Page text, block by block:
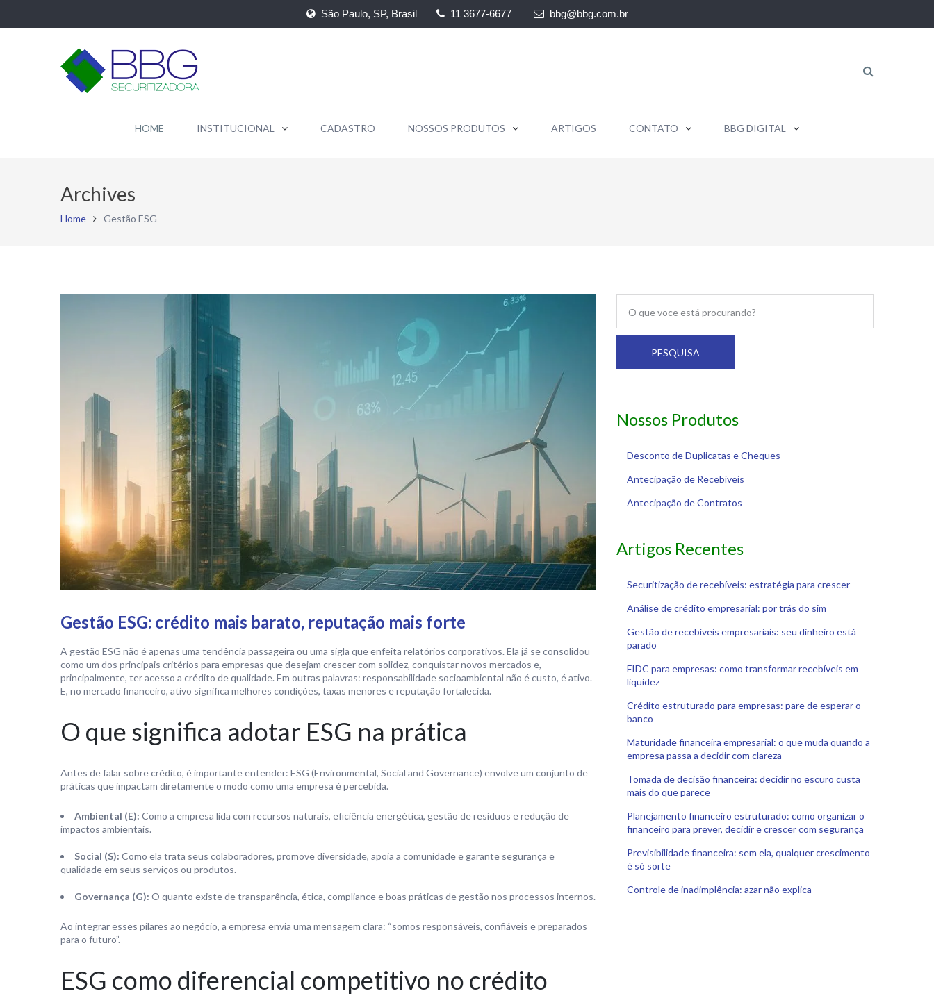
São Paulo, SP, Brasil 11 3677-6677 bbg@bbg.com.br
HOME INSTITUCIONAL CADASTRO NOSSOS PRODUTOS ARTIGOS CONTATO BBG DIGITAL
Archives
Home Gestão ESG
Gestão ESG: crédito mais barato, reputação mais forte
A gestão ESG não é apenas uma tendência passageira ou uma sigla que enfeita relatórios corporativos. Ela já se consolidou
como um dos principais critérios para empresas que desejam crescer com solidez, conquistar novos mercados e,
principalmente, ter acesso a crédito de qualidade. Em outras palavras: responsabilidade socioambiental não é custo, é ativo.
E, no mercado financeiro, ativo significa melhores condições, taxas menores e reputação fortalecida.
O que significa adotar ESG na prática
Antes de falar sobre crédito, é importante entender: ESG (Environmental, Social and Governance) envolve um conjunto de
práticas que impactam diretamente o modo como uma empresa é percebida.
Ambiental (E): Como a empresa lida com recursos naturais, eficiência energética, gestão de resíduos e redução de
impactos ambientais.
Social (S): Como ela trata seus colaboradores, promove diversidade, apoia a comunidade e garante segurança e
qualidade em seus serviços ou produtos.
Governança (G): O quanto existe de transparência, ética, compliance e boas práticas de gestão nos processos internos.
Ao integrar esses pilares ao negócio, a empresa envia uma mensagem clara: “somos responsáveis, confiáveis e preparados
para o futuro”.
ESG como diferencial competitivo no crédito
PESQUISA
Nossos Produtos
Desconto de Duplicatas e Cheques
Antecipação de Recebíveis
Antecipação de Contratos
Artigos Recentes
Securitização de recebíveis: estratégia para crescer
Análise de crédito empresarial: por trás do sim
Gestão de recebíveis empresariais: seu dinheiro está
parado
FIDC para empresas: como transformar recebíveis em
liquidez
Crédito estruturado para empresas: pare de esperar o
banco
Maturidade financeira empresarial: o que muda quando a
empresa passa a decidir com clareza
Tomada de decisão financeira: decidir no escuro custa
mais do que parece
Planejamento financeiro estruturado: como organizar o
financeiro para prever, decidir e crescer com segurança
Previsibilidade financeira: sem ela, qualquer crescimento
é só sorte
Controle de inadimplência: azar não explica